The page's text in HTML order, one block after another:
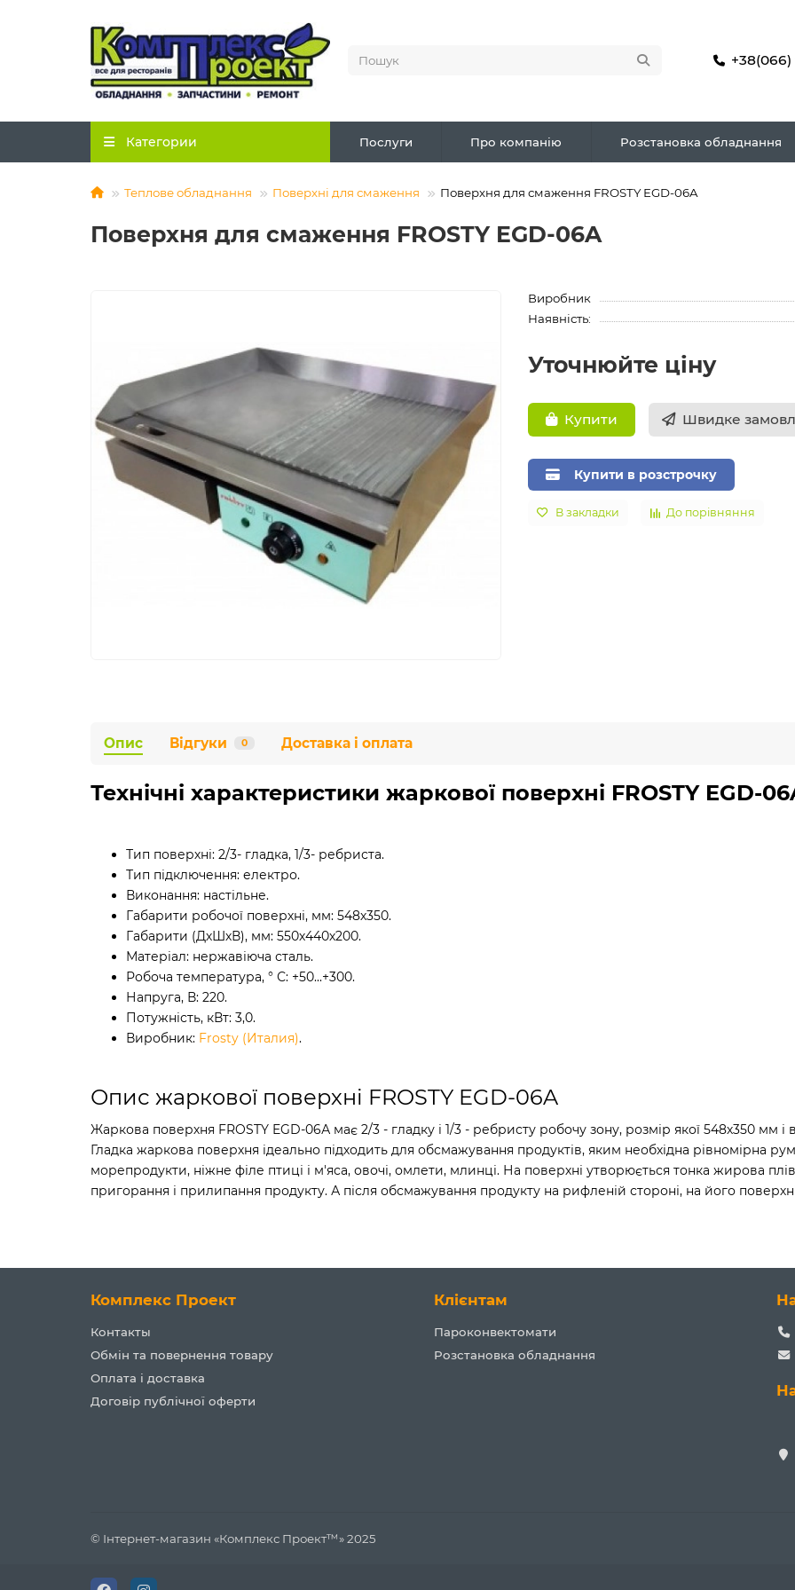
+38(066)
Категории Послуги Про компанію Розстановка обладнання
Теплове обладнання Поверхні для смаження Поверхня для смаження FROSTY EGD-06A
Поверхня для смаження FROSTY EGD-06A
Виробник
Наявність:
Уточнюйте ціну
Купити Швидке
Купити в розстрочку
В закладки До порівняння
Опис Відгуки 0 Доставка і оплата
Технічні характеристики жаркової поверхні FROSTY EGD-
Тип поверхні: 2/3- гладка, 1/3- ребриста.
Тип підключення: електро.
Виконання: настільне.
Габарити робочої поверхні, мм: 548х350.
Габарити (ДхШхВ), мм: 550х440х200.
Матеріал: нержавіюча сталь.
Робоча температура, ° С: +50...+300.
Напруга, В: 220.
Потужність, кВт: 3,0.
Виробник: Frosty (Италия).
Опис жаркової поверхні FROSTY EGD-06A
Жаркова поверхня FROSTY EGD-06А має 2/3 - гладку і 1/3 - ребристу робочу зону, розмір якої 548х350 мм і
Гладка жаркова поверхня ідеально підходить для обсмажування продуктів, яким необхідна рівномірна
морепродукти, ніжне філе птиці і м'яса, овочі, омлети, млинці. На поверхні утворюється тонка жирова
пригорання і прилипання продукту. А після обсмажування продукту на рифленій стороні, на його
Комплекс Проект
Контакты
Обмін та повернення товару
Оплата і доставка
Договір публічної оферти
Клієнтам
Пароконвектомати
Розстановка обладнання
© Інтернет-магазин «Комплекс Проект™» 2025